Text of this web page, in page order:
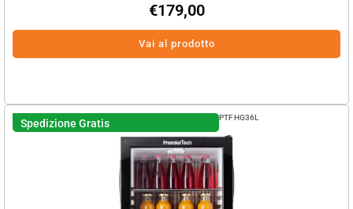
€179,00
Vai al prodotto
Spedizione Gratis PTFHG36L